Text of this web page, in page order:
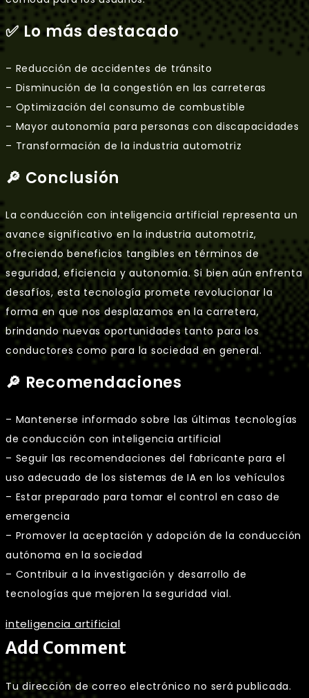
✅ Lo más destacado
– Reducción de accidentes de tránsito
– Disminución de la congestión en las carreteras
– Optimización del consumo de combustible
– Mayor autonomía para personas con discapacidades
– Transformación de la industria automotriz
🔎 Conclusión
La conducción con inteligencia artificial representa un
avance significativo en la industria automotriz,
ofreciendo beneficios tangibles en términos de
seguridad, eficiencia y autonomía. Si bien aún enfrenta
desafíos, esta tecnología promete revolucionar la
forma en que nos desplazamos en la carretera,
brindando nuevas oportunidades tanto para los
conductores como para la sociedad en general.
🔎 Recomendaciones
– Mantenerse informado sobre las últimas tecnologías
de conducción con inteligencia artificial
– Seguir las recomendaciones del fabricante para el
uso adecuado de los sistemas de IA en los vehículos
– Estar preparado para tomar el control en caso de
emergencia
– Promover la aceptación y adopción de la conducción
autónoma en la sociedad
– Contribuir a la investigación y desarrollo de
tecnologías que mejoren la seguridad vial.
inteligencia artificial
Add Comment
Tu dirección de correo electrónico no será publicada.